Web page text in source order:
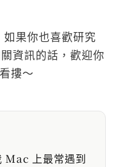
果你也喜歡研究
資訊的話，歡迎你
摟～
Mac 上最常遇到